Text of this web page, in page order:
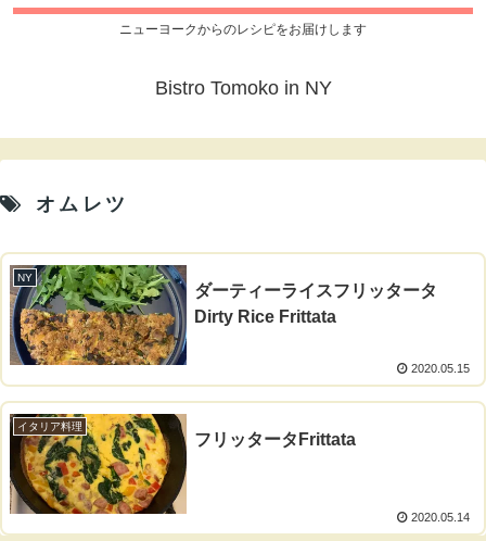
ニューヨークからのレシピをお届けします
Bistro Tomoko in NY
オムレツ
NY
ダーティーライスフリッタータ
Dirty Rice Frittata
2020.05.15
イタリア料理
フリッタータFrittata
2020.05.14